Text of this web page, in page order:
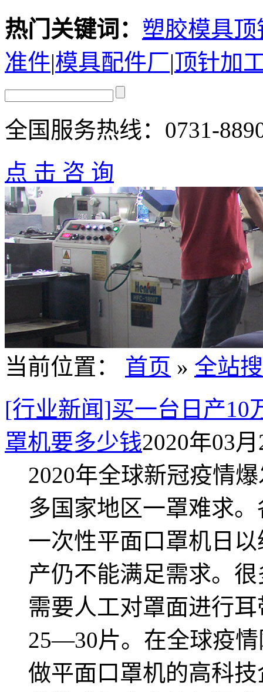
热门关键词： 塑胶模具顶
准件|模具配件厂|顶针加
全国服务热线： 0731-
点 击 咨 询
当前位置： 首页 » 全站
[行业新闻]买一台日产10
罩机要多少钱2020年03
2020年全球新冠疫情
多国家地区一罩难求
一次性平面口罩机日
产仍不能满足需求。
需要人工对罩面进行
25—30片。在全球疫
做平面口罩机的高科